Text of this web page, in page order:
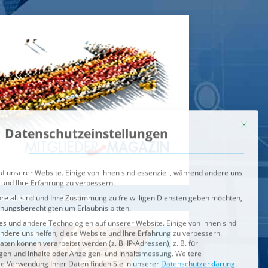
VIDEOS
IM BRENNPUNKT
unserer Website. Einige von ihnen sind essenziell, während andere uns
Ihre Erfahrung zu verbessern.
alt sind und Ihre Zustimmung zu freiwilligen Diensten geben möchten,
um Erlaubnis bitten.
uns helfen, diese Website und Ihre Erfahrung zu verbessern.
können verarbeitet werden (z. B. IP-Adressen), z. B. für
und Inhalte oder Anzeigen- und Inhaltsmessung.Weitere
jederzeit unterEinstellungenwiderrufen oder anpassen.
der Service-Gruppen, für die eine Einwilligung erteilt werden
Externe Medien
Speichern
Alle akzeptieren